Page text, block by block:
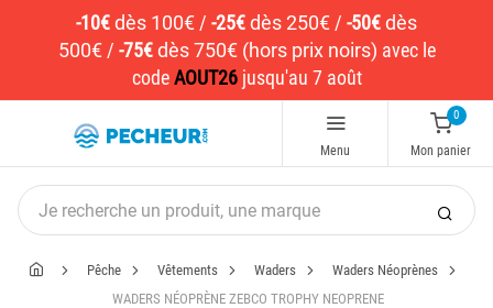
-10€dès 100€ / -25€dès 250€ / -50€dès
500€/ -75€ dès 750€ (hors prix noirs) avec le
codeAOUT26jusqu'au 7 août
Menu
0
Mon panier
Pêche Vêtements Waders
Waders Néoprènes
WADERS NÉOPRÈNE ZEBCO TROPHY NEOPRENE